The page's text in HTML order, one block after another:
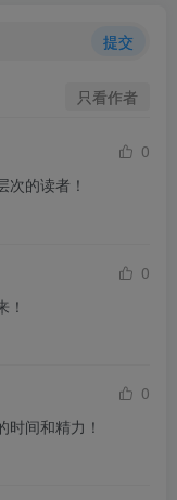
提交
只看作者
0
的读者！
0
！
0
间和精力！